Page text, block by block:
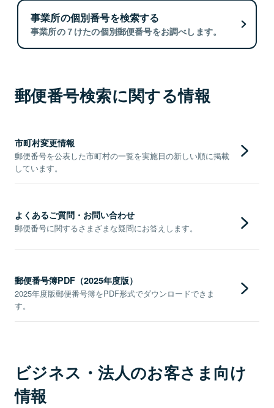
事業所の個別番号を検索する
事業所の７けたの個別郵便番号をお調べします。
郵便番号検索に関する情報
市町村変更情報
郵便番号を公表した市町村の一覧を実施日の新しい順に掲載
しています。
よくあるご質問・お問い合わせ
郵便番号に関するさまざまな疑問にお答えします。
郵便番号簿PDF（2025年度版）
2025年度版郵便番号簿をPDF形式でダウンロードできま
す。
ビジネス・法人のお客さま向け
情報